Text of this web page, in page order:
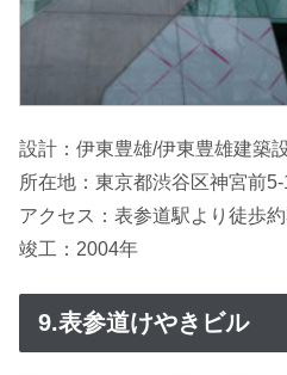
設計：伊東豊雄/伊東豊雄建築
所在地：東京都渋谷区神宮前
アクセス：表参道駅より徒歩
竣工：2004年
9.表参道けやきビル